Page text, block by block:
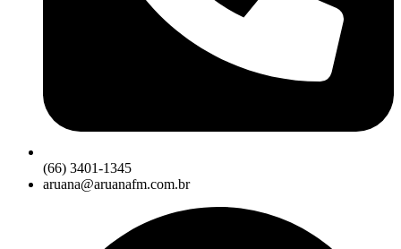
(66) 3401-1345
aruana@aruanafm.com.br